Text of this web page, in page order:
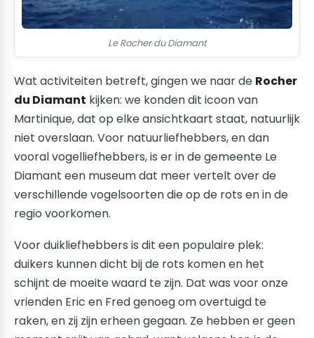
Le Rocher du Diamant
Wat activiteiten betreft, gingen we naar de Rocher
du Diamant kijken: we konden dit icoon van
Martinique, dat op elke ansichtkaart staat, natuurlijk
niet overslaan. Voor natuurliefhebbers, en dan
vooral vogelliefhebbers, is er in de gemeente Le
Diamant een museum dat meer vertelt over de
verschillende vogelsoorten die op de rots en in de
regio voorkomen.
Voor duikliefhebbers is dit een populaire plek:
duikers kunnen dicht bij de rots komen en het
schijnt de moeite waard te zijn. Dat was voor onze
vrienden Eric en Fred genoeg om overtuigd te
raken, en zij zijn erheen gegaan. Ze hebben er geen